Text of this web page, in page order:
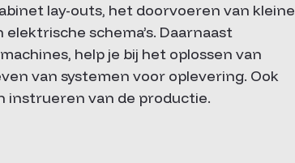
lay-outs, het doorvoeren van kleine
schema’s. Daarnaast
help je bij het oplossen van
van systemen voor oplevering. Ook
instrueren van de productie.